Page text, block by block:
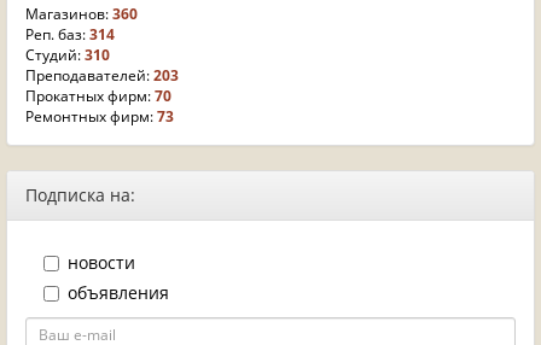
Магазинов:360
Реп. баз:314
Студий:310
Преподавателей:203
Прокатных фирм:70
Ремонтных фирм:73
Подписка на:
новости
объявления